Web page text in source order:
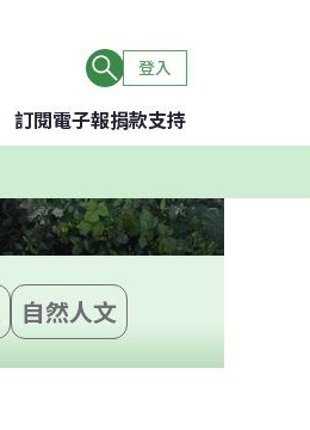
登入
訂閱電子報捐款支持
自然人文